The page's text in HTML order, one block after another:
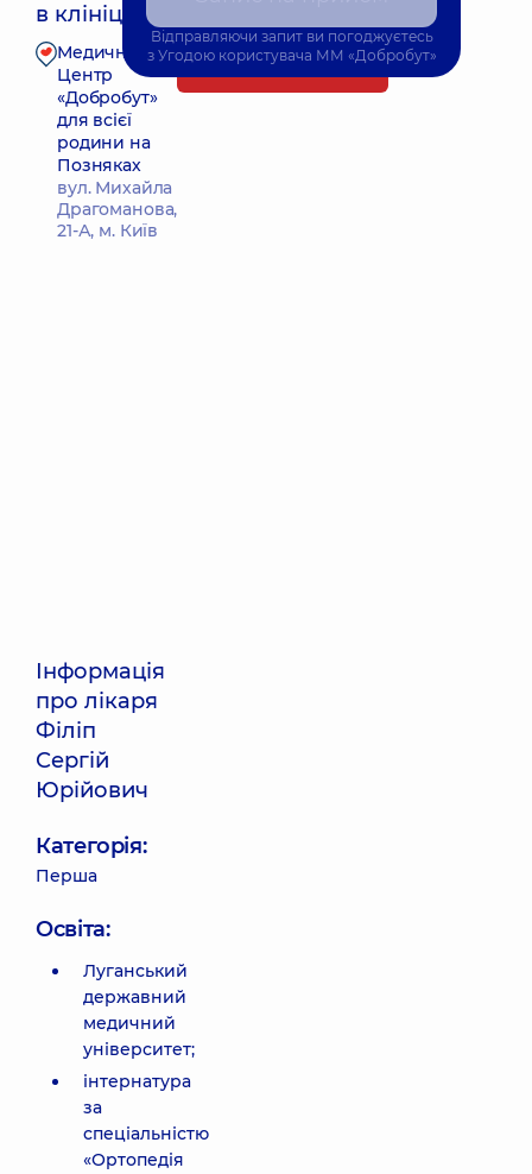
в клініці
Медичний
Центр
«Добробут»
для всієї
родини на
Позняках
вул. Михайла
Драгоманова,
21-А, м. Київ
Запис до лікаря
Інформація
про лікаря
Філіп
Сергій
Юрійович
Категорія:
Перша
Освіта:
Луганський
державний
медичний
університет;
інтернатура
за
спеціальністю
«Ортопедія
Відправляючи запит ви погоджуєтесь
з Угодою користувача ММ «Добробут»